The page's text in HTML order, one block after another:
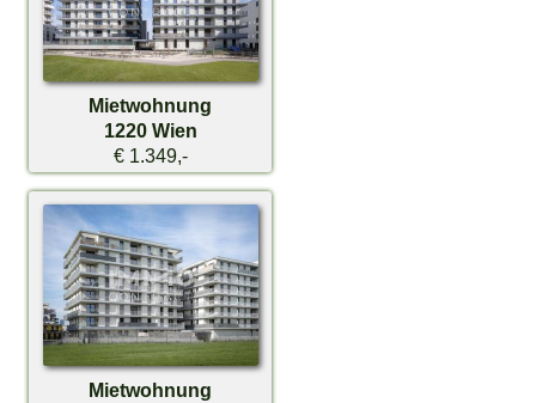
Mietwohnung
1220 Wien
€ 1.349,-
Mietwohnung